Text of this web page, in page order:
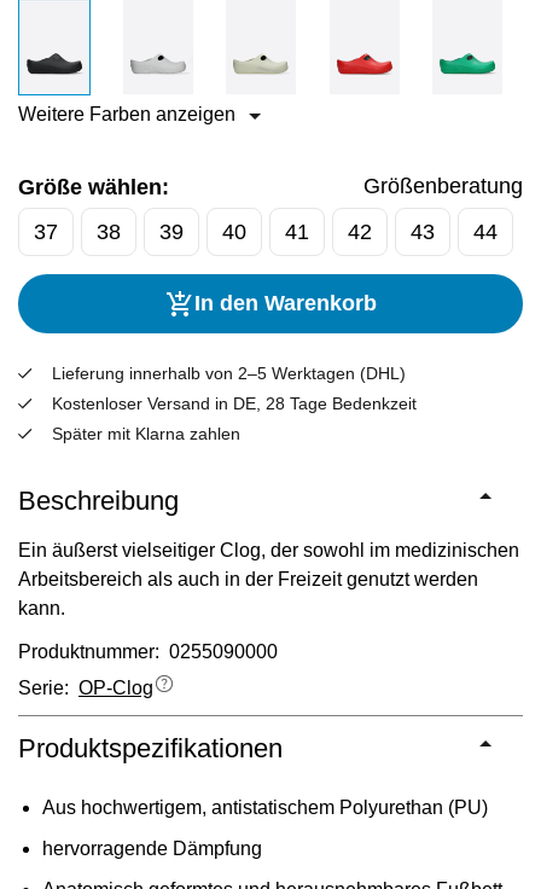
Weitere Farben anzeigen
Größe wählen:
Größenberatung
37
38 39 40 41 42 43 44
In den Warenkorb
Lieferung innerhalb von 2–5 Werktagen (DHL)
Kostenloser Versand in DE, 28 Tage Bedenkzeit
Später mit Klarna zahlen
Beschreibung
Ein äußerst vielseitiger Clog, der sowohl im medizinischen
Arbeitsbereich als auch in der Freizeit genutzt werden
kann.
Produktnummer: 0255090000
Serie: OP-Clog
Produktspezifikationen
Aus hochwertigem, antistatischem Polyurethan (PU)
hervorragende Dämpfung